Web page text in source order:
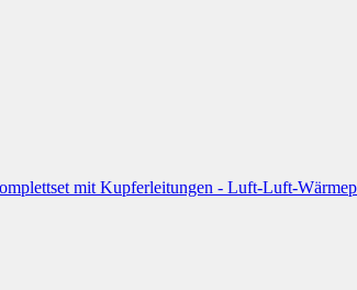
mit Kupferleitungen - Luft-Luft-